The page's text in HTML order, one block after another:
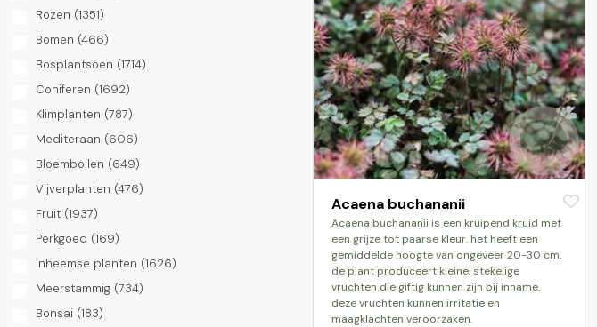
Rozen (1351)
Bomen (466)
Bosplantsoen (1714)
Coniferen (1692)
Klimplanten (787)
Mediteraan (606)
Bloembollen (649)
Vijverplanten (476)
Fruit (1937)
Perkgoed (169)
Inheemse planten (1626)
Meerstammig (734)
Bonsai (183)
Acaena buchananii
acaena buchananii is een kruipend kruid met
een grijze tot paarse kleur. het heeft een
gemiddelde hoogte van ongeveer 20-30 cm.
de plant produceert kleine, stekelige
vruchten die giftig kunnen zijn bij inname.
deze vruchten kunnen irritatie en
maagklachten veroorzaken.